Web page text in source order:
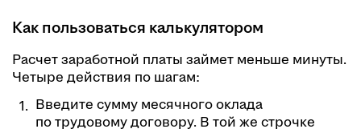
Как пользоваться калькулятором
Расчет заработной платы займет меньше минуты.
Четыре действия по шагам:
Введите сумму месячного оклада
по трудовому договору. В той же строчке